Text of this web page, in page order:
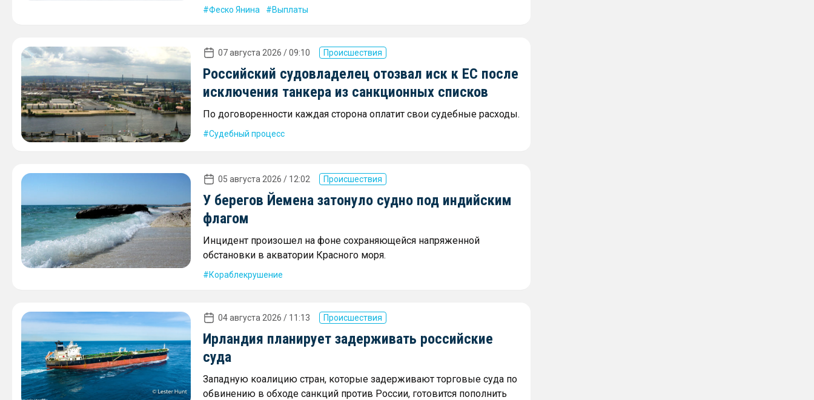
Феско Янина Выплаты
07 августа 2026 / 09:10 Происшествия
Российский судовладелец отозвал иск к ЕС после
исключения танкера из санкционных списков
По договоренности каждая сторона оплатит свои судебные расходы.
Судебный процесс
05 августа 2026 / 12:02 Происшествия
У берегов Йемена затонуло судно под индийским
флагом
Инцидент произошел на фоне сохраняющейся напряженной
обстановки в акватории Красного моря.
Кораблекрушение
04 августа 2026 / 11:13 Происшествия
Ирландия планирует задерживать российские
суда
Западную коалицию стран, которые задерживают торговые суда по
обвинению в обходе санкций против России, готовится пополнить